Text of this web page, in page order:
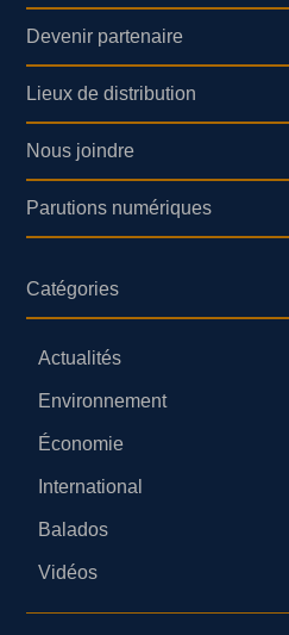
Devenir partenaire
Lieux de distribution
Nous joindre
Parutions numériques
Catégories
Actualités
Environnement
Économie
International
Balados
Vidéos